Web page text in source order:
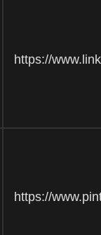
https://
https://